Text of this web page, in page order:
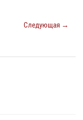
Следующая →